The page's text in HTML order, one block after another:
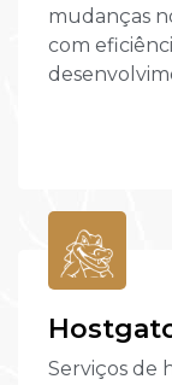
mudanças
com
Serviços de